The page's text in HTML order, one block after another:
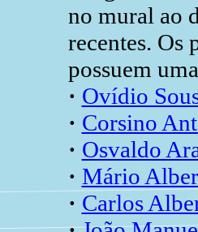
no mural ao
recentes. Os
possuem
· Ovídio
· Corsino
· Osvaldo
· Mário
· Carlos